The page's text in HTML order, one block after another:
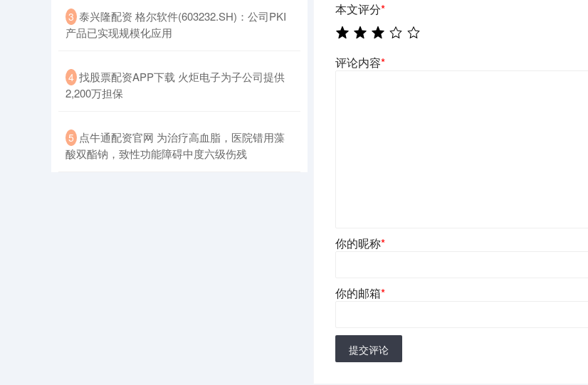
本文评分*
评论内容*
你的昵称*
你的邮箱*
提交评论
3 ​泰兴隆配资 格尔软件(603232.SH)：公司PKI
产品已实现规模化应用
4 ​找股票配资APP下载 火炬电子为子公司提供
2,200万担保
5 ​点牛通配资官网 为治疗高血脂，医院错用藻
酸双酯钠，致性功能障碍中度六级伤残